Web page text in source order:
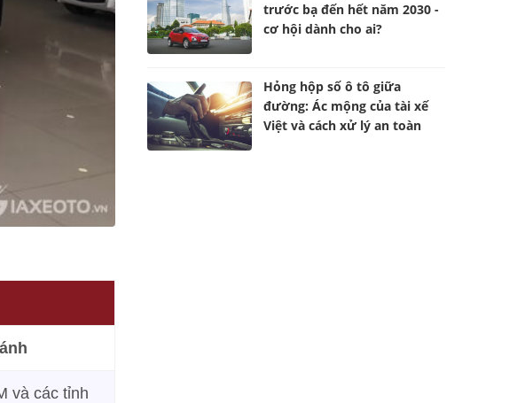
và các tỉnh
trước bạ đến hết năm 2030 -
cơ hội dành cho ai?
Hỏng hộp số ô tô giữa
đường: Ác mộng của tài xế
Việt và cách xử lý an toàn